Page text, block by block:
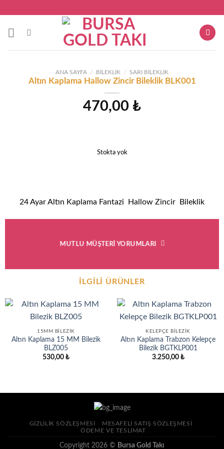
content
ANA SAYFA / BILEKLIK / SARI BILEKLIK
Altın Kaplama Hallow Zincir Bileklik BLK001
470,00 ₺
Stokta yok
24 Ayar Altın Kaplama Fantazi Hallow Zincir Bileklik
MUTLU MÜŞTERI YORUMLARI
İLGILI ÜRÜNLER
15MM BILEZIK
Altın Kaplama 15 MM Bilezik
BLZ005
530,00 ₺
KELEPÇE BILEZIK
Altın Kaplama Trabzon Kelepçe
Bilezik BGTKLP001
3.250,00 ₺
GIZLILIK SÖZLEŞMESI
MESAFELI SATIŞ SÖZLEŞMESI
ÖDEME VE TESLIMAT
Copyright 2026 © Bursa Gold Takı